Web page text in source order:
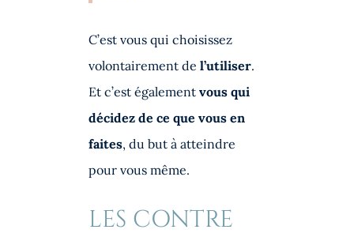
C’est vous qui choisissez
volontairement de l’utiliser.
Et c’est également vous qui
décidez de ce que vous en
faites, du but à atteindre
pour vous même.
LES CONTRE